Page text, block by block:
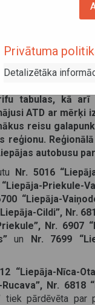
vairāku
autobusu
tabulas, kā
ATD ar mērķi
reisu
reģionu.
autobusu
Nr. 5016
Priekule-
“Liepāja-
Cildi”, Nr.
Nr. 6907
un Nr. 7699
“Liepāja-Nīca-
Nr. 6818
pārdēvēta par
Privātuma
Detalizētāka